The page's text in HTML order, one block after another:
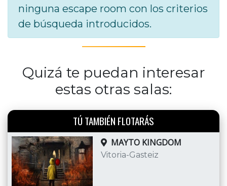
ninguna escape room con los criterios
de búsqueda introducidos.
Quizá te puedan interesar
estas otras salas:
TÚ TAMBIÉN FLOTARÁS
MAYTO KINGDOM
Vitoria-Gasteiz